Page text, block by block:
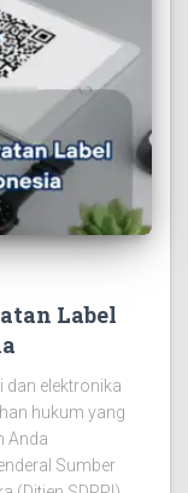
Label
dan elektronika
hukum yang
Anda
Sumber